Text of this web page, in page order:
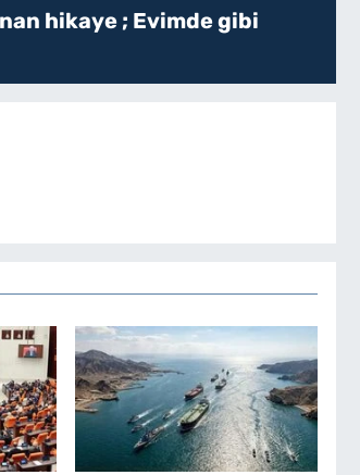
hikaye ; Evimde gibi